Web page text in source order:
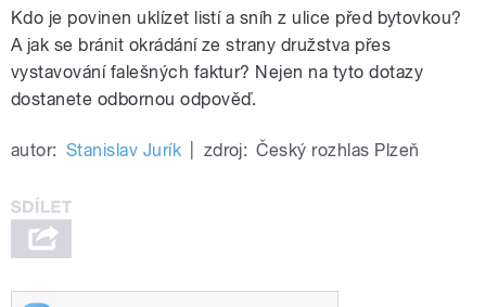
Kdo je povinen uklízet listí a sníh z ulice před bytovkou?
A jak se bránit okrádání ze strany družstva přes
vystavování falešných faktur? Nejen na tyto dotazy
dostanete odbornou odpověď.
autor: Stanislav Jurík zdroj: Český rozhlas Plzeň